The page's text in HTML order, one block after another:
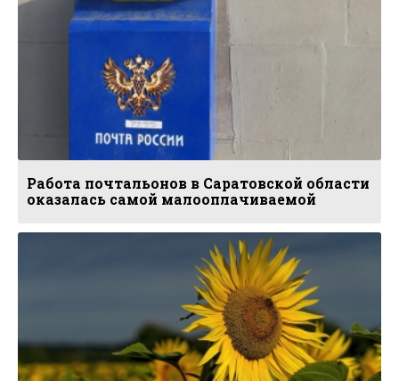
Работа почтальонов в Саратовской области
оказалась самой малооплачиваемой